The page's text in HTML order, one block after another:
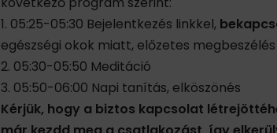
1. 05:25-05:30 Bejelentkezés linkkel,
egészségi okok miatt, előzetes
2. 05:30-05:50 Meditáció
3. 05:50-06:00 Napi tanítás, elköszönés
Kérjük, hogy a biztos kapcsolat